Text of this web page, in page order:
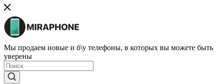
Мы продаем новые и б\у телефоны, в которых вы можете быть
уверены